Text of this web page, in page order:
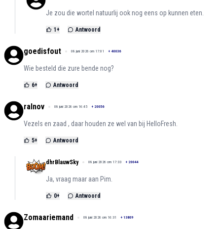
Je zou die wortel natuurlij ook nog eens op kunnen eten.
1 + Antwoord
goedisfout 08 juni 2026 om 17:01 + 40036
Wie besteld die zure bende nog?
6+ Antwoord
ralnov 08 juni 2026 om 16:45 + 20056
Vezels en zaad , daar houden ze wel van bij HelloFresh.
5+ Antwoord
dhrBlauwSky 08 juni 2026 om 17:33 + 20044
Ja, vraag maar aan Pim.
0+ Antwoord
Zomaariemand 08 juni 2026 om 16:31 + 13809